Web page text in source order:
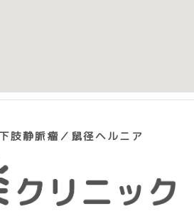
肢静脈瘤／鼠径ヘルニア